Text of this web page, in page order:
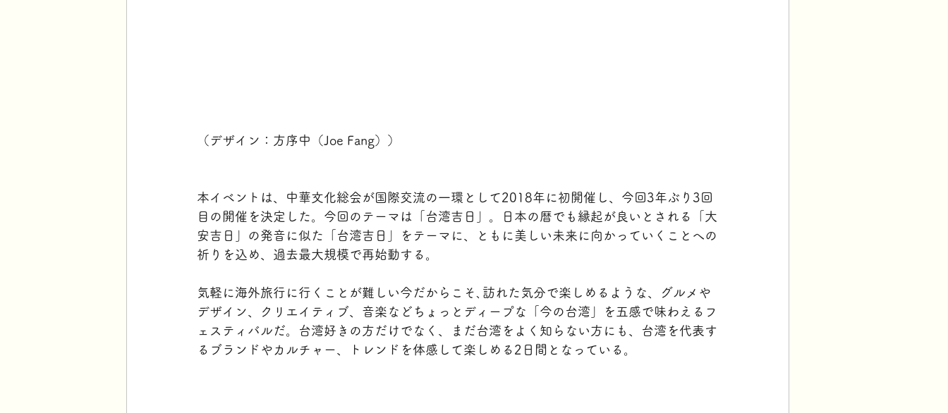
（デザイン：方序中（Joe Fang））
本イベントは、中華文化総会が国際交流の一環として2018年に初開催し、今回3年ぶり3回
目の開催を決定した。今回のテーマは「台湾吉日」。日本の暦でも縁起が良いとされる「大
安吉日」の発音に似た「台湾吉日」をテーマに、ともに美しい未来に向かっていくことへの
祈りを込め、過去最大規模で再始動する。
気軽に海外旅行に行くことが難しい今だからこそ､訪れた気分で楽しめるような、グルメや
デザイン、クリエイティブ、音楽などちょっとディープな「今の台湾」を五感で味わえるフ
ェスティバルだ。台湾好きの方だけでなく、まだ台湾をよく知らない方にも、台湾を代表す
るブランドやカルチャー、トレンドを体感して楽しめる2日間となっている。